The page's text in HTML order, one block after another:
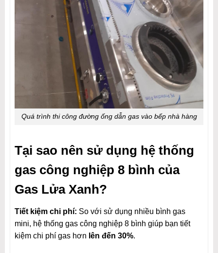
Quá trình thi công đường ống dẫn gas vào bếp nhà hàng
Tại sao nên sử dụng hệ thống
gas công nghiệp 8 bình của
Gas Lửa Xanh?
Tiết kiệm chi phí: So với sử dụng nhiều bình gas
mini, hệ thống gas công nghiệp 8 bình giúp bạn tiết
kiệm chi phí gas hơn lên đến 30%.